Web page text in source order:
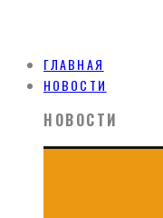
ГЛАВНАЯ
НОВОСТИ
НОВОСТИ